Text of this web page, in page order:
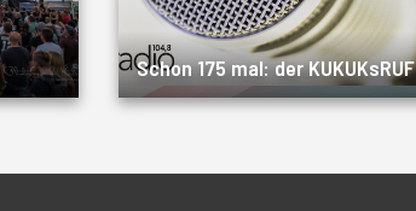
Schon 175 mal: der KUKUKsRUF